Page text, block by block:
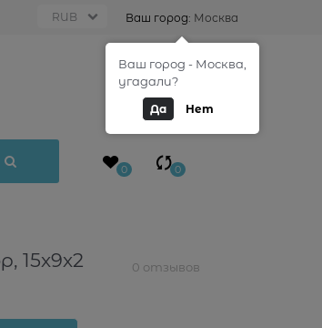
Ваш город: Москва
0
0 0
15х9х2
0 отзывов
Ваш город - Москва,
угадали?
Да Нет